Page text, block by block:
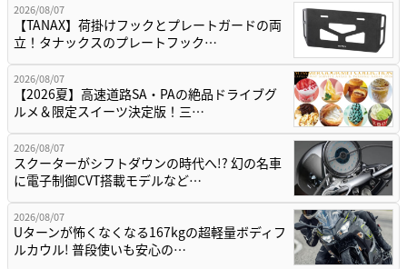
2026/08/07
【TANAX】荷掛けフックとプレートガードの両
立！タナックスのプレートフック…
2026/08/07
【2026夏】高速道路SA・PAの絶品ドライブグ
ルメ＆限定スイーツ決定版！三…
2026/08/07
スクーターがシフトダウンの時代へ!? 幻の名車
に電子制御CVT搭載モデルなど…
2026/08/07
Uターンが怖くなくなる167kgの超軽量ボディフ
ルカウル! 普段使いも安心の…